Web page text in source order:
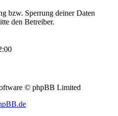
bzw. Sperrung deiner Daten
den Betreiber.
© phpBB Limited